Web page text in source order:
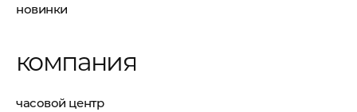
новинки
компания
часовой центр